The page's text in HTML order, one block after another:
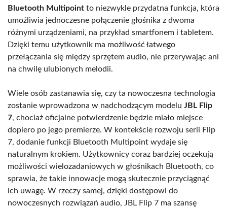
Bluetooth Multipoint to niezwykle przydatna funkcja, która
umożliwia jednoczesne połączenie głośnika z dwoma
różnymi urządzeniami, na przykład smartfonem i tabletem.
Dzięki temu użytkownik ma możliwość łatwego
przełączania się między sprzętem audio, nie przerywając ani
na chwilę ulubionych melodii.
Wiele osób zastanawia się, czy ta nowoczesna technologia
zostanie wprowadzona w nadchodzącym modelu JBL Flip
7, chociaż oficjalne potwierdzenie będzie miało miejsce
dopiero po jego premierze. W kontekście rozwoju serii Flip
7, dodanie funkcji Bluetooth Multipoint wydaje się
naturalnym krokiem. Użytkownicy coraz bardziej oczekują
możliwości wielozadaniowych w głośnikach Bluetooth, co
sprawia, że takie innowacje mogą skutecznie przyciągnąć
ich uwagę. W rzeczy samej, dzięki dostępowi do
nowoczesnych rozwiązań audio, JBL Flip 7 ma szansę